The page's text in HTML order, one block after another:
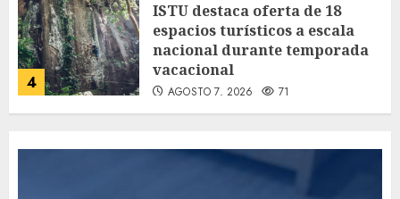
4
ISTU destaca oferta de 18
espacios turísticos a escala
nacional durante temporada
vacacional
AGOSTO 7, 2026 71